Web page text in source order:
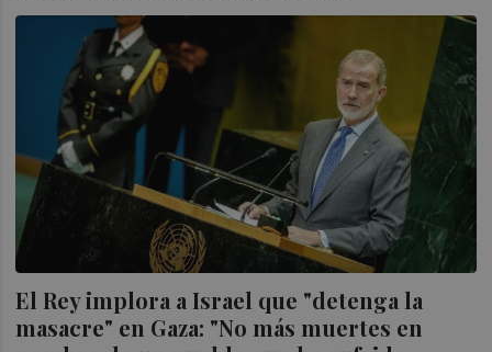
El Rey implora a Israel que "detenga la
masacre" en Gaza: "No más muertes en